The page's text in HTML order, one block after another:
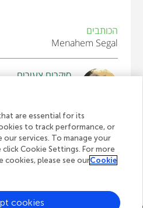
הכותבים
Menahem Segal
סוקרים צעירים
לצפייה בכל
are essential for its
to track performance, or
services. To manage your
Cookie Settings. For more
please see ourCookie
cookies